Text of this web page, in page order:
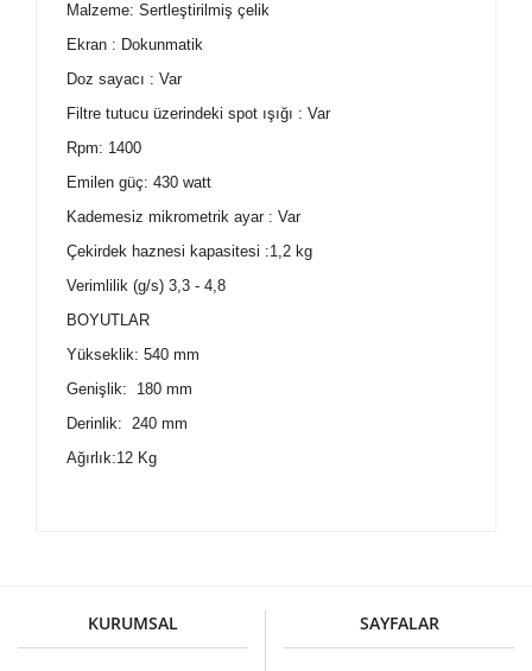
Malzeme: Sertleştirilmiş çelik
Ekran : Dokunmatik
Doz sayacı : Var
Filtre tutucu üzerindeki spot ışığı : Var
Rpm: 1400
Emilen güç: 430 watt
Kademesiz mikrometrik ayar : Var
Çekirdek haznesi kapasitesi :1,2 kg
Verimlilik (g/s) 3,3 - 4,8
BOYUTLAR
Yükseklik: 540 mm
Genişlik: 180 mm
Derinlik: 240 mm
Ağırlık:12 Kg
KURUMSAL SAYFALAR